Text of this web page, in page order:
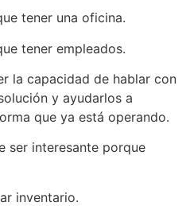
tener una oficina.
tener empleados.
la capacidad de hablar con
y ayudarlos a
que ya está operando.
ser interesante porque
inventario.